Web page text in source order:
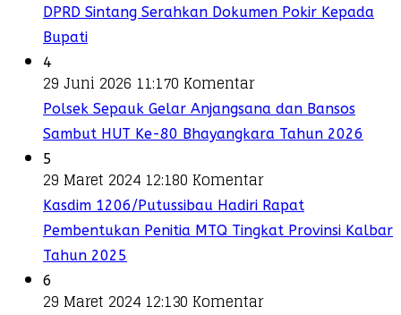
DPRD Sintang Serahkan Dokumen Pokir Kepada
Bupati
4
29 Juni 2026 11:170 Komentar
Polsek Sepauk Gelar Anjangsana dan Bansos
Sambut HUT Ke-80 Bhayangkara Tahun 2026
5
29 Maret 2024 12:180 Komentar
Kasdim 1206/Putussibau Hadiri Rapat
Pembentukan Penitia MTQ Tingkat Provinsi Kalbar
Tahun 2025
6
29 Maret 2024 12:130 Komentar